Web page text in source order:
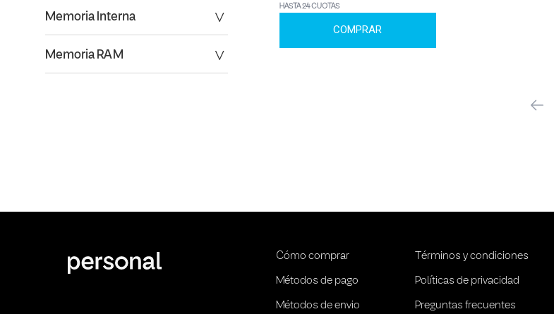
Memoria RAM
Memoria Interna
HASTA 24 CUOTAS
COMPRAR
anterior
Cómo comprar
Métodos de pago
Métodos de envio
Términos y condiciones
Políticas de privacidad
Preguntas frecuentes